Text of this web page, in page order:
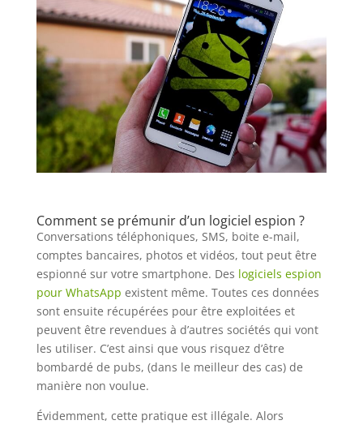
Comment se prémunir d’un logiciel espion ?
Conversations téléphoniques, SMS, boite e-mail,
comptes bancaires, photos et vidéos, tout peut être
espionné sur votre smartphone. Des logiciels espion
pour WhatsApp existent même. Toutes ces données
sont ensuite récupérées pour être exploitées et
peuvent être revendues à d’autres sociétés qui vont
les utiliser. C’est ainsi que vous risquez d’être
bombardé de pubs, (dans le meilleur des cas) de
manière non voulue.
Évidemment, cette pratique est illégale. Alors